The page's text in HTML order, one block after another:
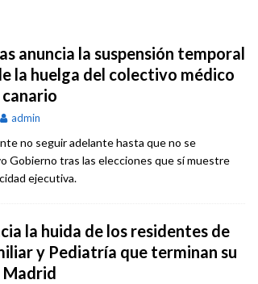
anuncia la suspensión temporal
la huelga del colectivo médico
admin
no seguir adelante hasta que no se
Gobierno tras las elecciones que sí muestre
ejecutiva.
la huida de los residentes de
y Pediatría que terminan su
Madrid